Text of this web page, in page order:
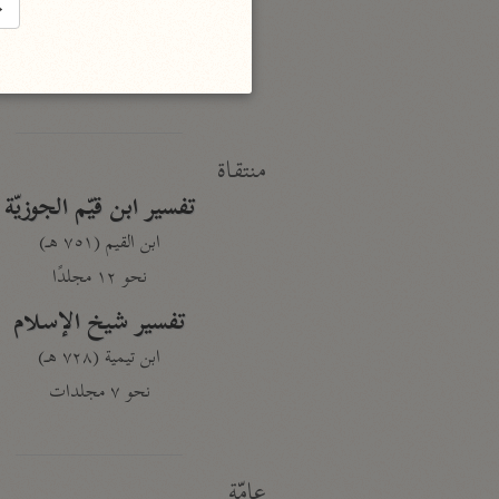
منتقاة
تفسير ابن قيّم الجوزيّة
ابن القيم (٧٥١ هـ)
نحو ١٢ مجلدًا
تفسير شيخ الإسلام
ابن تيمية (٧٢٨ هـ)
نحو ٧ مجلدات